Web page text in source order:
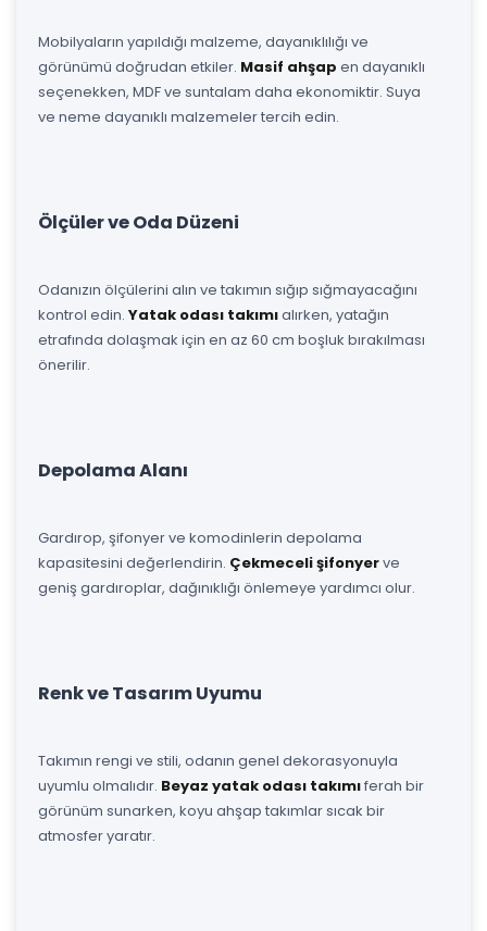
Mobilyaların yapıldığı malzeme, dayanıklılığı ve
görünümü doğrudan etkiler. Masif ahşap en dayanıklı
seçenekken, MDF ve suntalam daha ekonomiktir. Suya
ve neme dayanıklı malzemeler tercih edin.
Ölçüler ve Oda Düzeni
Odanızın ölçülerini alın ve takımın sığıp sığmayacağını
kontrol edin. Yatak odası takımıalırken, yatağın
etrafında dolaşmak için en az 60 cm boşluk bırakılması
önerilir.
Depolama Alanı
Gardırop, şifonyer ve komodinlerin depolama
kapasitesini değerlendirin. Çekmeceli şifonyerve
geniş gardıroplar, dağınıklığı önlemeye yardımcı olur.
Renk ve Tasarım Uyumu
Takımın rengi ve stili, odanın genel dekorasyonuyla
uyumlu olmalıdır. Beyaz yatak odası takımıferah bir
görünüm sunarken, koyu ahşap takımlar sıcak bir
atmosfer yaratır.